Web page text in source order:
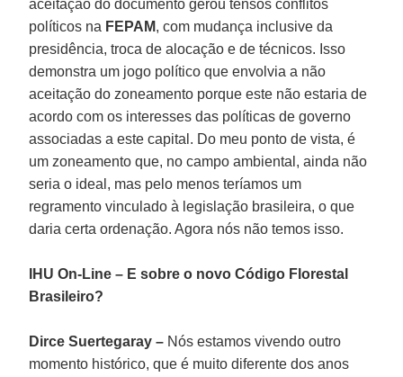
aceitação do documento gerou tensos conflitos
políticos na FEPAM, com mudança inclusive da
presidência, troca de alocação e de técnicos. Isso
demonstra um jogo político que envolvia a não
aceitação do zoneamento porque este não estaria de
acordo com os interesses das políticas de governo
associadas a este capital. Do meu ponto de vista, é
um zoneamento que, no campo ambiental, ainda não
seria o ideal, mas pelo menos teríamos um
regramento vinculado à legislação brasileira, o que
daria certa ordenação. Agora nós não temos isso.
IHU On-Line – E sobre o novo Código Florestal
Brasileiro?
Dirce Suertegaray – Nós estamos vivendo outro
momento histórico, que é muito diferente dos anos